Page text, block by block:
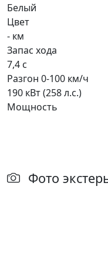
Белый
Цвет
- км
Запас хода
7,4 с
Разгон 0-100 км/ч
190 кВт (258 л.с.)
Мощность
Фото